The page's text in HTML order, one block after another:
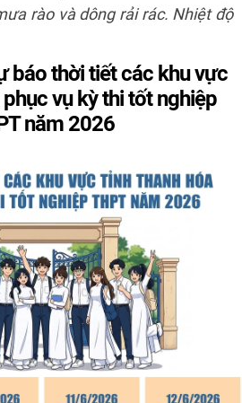
rào và dông rải rác. Nhiệt độ
báo thời tiết các khu vực
vụ kỳ thi tốt nghiệp
năm 2026